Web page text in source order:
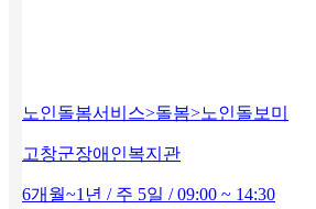
노인돌봄서비스>돌봄>노인돌보미
고창군장애인복지관
6개월~1년 / 주 5일 / 09:00 ~ 14:30